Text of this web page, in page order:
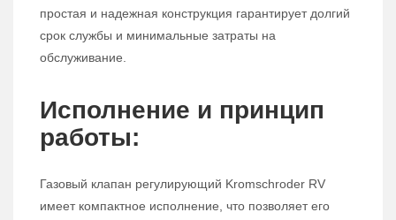
простая и надежная конструкция гарантирует долгий
срок службы и минимальные затраты на
обслуживание.
Исполнение и принцип
работы:
Газовый клапан регулирующий Kromschroder RV
имеет компактное исполнение, что позволяет его